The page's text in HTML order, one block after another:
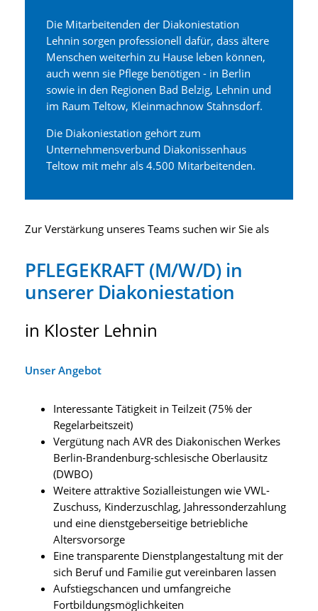
Die Mitarbeitenden der Diakoniestation
Lehnin sorgen professionell dafür, dass ältere
Menschen weiterhin zu Hause leben können,
auch wenn sie Pflege benötigen - in Berlin
sowie in den Regionen Bad Belzig, Lehnin und
im Raum Teltow, Kleinmachnow Stahnsdorf.
Die Diakoniestation gehört zum
Unternehmensverbund Diakonissenhaus
Teltow mit mehr als 4.500 Mitarbeitenden.
Zur Verstärkung unseres Teams suchen wir Sie als
PFLEGEKRAFT (M/W/D) in
unserer Diakoniestation
in Kloster Lehnin
Unser Angebot
Interessante Tätigkeit in Teilzeit (75% der
Regelarbeitszeit)
Vergütung nach AVR des Diakonischen Werkes
Berlin-Brandenburg-schlesische Oberlausitz
(DWBO)
Weitere attraktive Sozialleistungen wie VWL-
Zuschuss, Kinderzuschlag, Jahressonderzahlung
und eine dienstgeberseitige betriebliche
Altersvorsorge
Eine transparente Dienstplangestaltung mit der
sich Beruf und Familie gut vereinbaren lassen
Aufstiegschancen und umfangreiche
Fortbildungsmöglichkeiten